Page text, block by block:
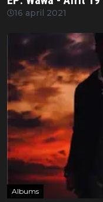
16 april 2021
Albums